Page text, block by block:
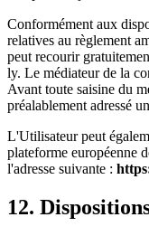
Conformément aux
relatives au règlement
peut recourir
ly. Le médiateur de la
Avant toute saisine du
préalablement adressé
L'Utilisateur peut
plateforme européenne
l'adresse suivante :
12.